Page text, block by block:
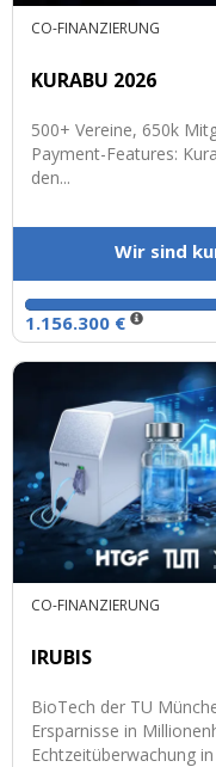
CO-FINANZIERUNG
KURABU 2026
500+ Vereine, 650k
Payment-Features:
den...
Wir sind
1.156.300 €
CO-FINANZIERUNG
IRUBIS
BioTech der TU
Ersparnisse in
Echtzeitüberwachung in